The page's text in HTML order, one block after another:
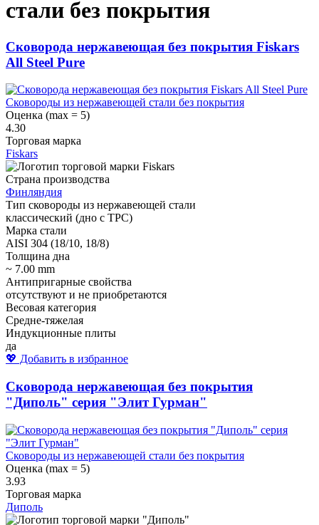
стали без покрытия
Сковорода нержавеющая без покрытия Fiskars
All Steel Pure
Сковороды из нержавеющей стали без покрытия
Оценка (max = 5)
4.30
Торговая марка
Fiskars
Страна производства
Финляндия
Тип сковороды из нержавеющей стали
классический (дно с ТРС)
Марка стали
AISI 304 (18/10, 18/8)
Толщина дна
~ 7.00 mm
Антипригарные свойства
отсутствуют и не приобретаются
Весовая категория
Средне-тяжелая
Индукционные плиты
да
💖 Добавить в избранное
Сковорода нержавеющая без покрытия
"Диполь" серия "Элит Гурман"
Сковороды из нержавеющей стали без покрытия
Оценка (max = 5)
3.93
Торговая марка
Диполь